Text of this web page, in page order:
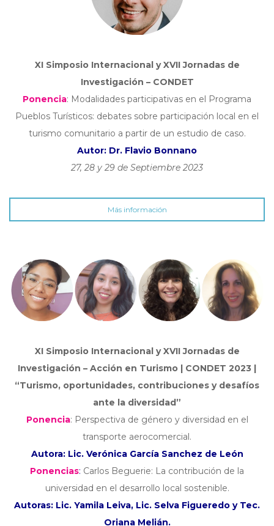
XI Simposio Internacional y XVII Jornadas de
Investigación – CONDET
Ponencia: Modalidades participativas en el Programa
Pueblos Turísticos: debates sobre participación local en el
turismo comunitario a partir de un estudio de caso.
Autor: Dr. Flavio Bonnano
27, 28 y 29 de Septiembre 2023
Más información
XI Simposio Internacional y XVII Jornadas de
Investigación – Acción en Turismo | CONDET 2023 |
“Turismo, oportunidades, contribuciones y desafíos
ante la diversidad”
Ponencia: Perspectiva de género y diversidad en el
transporte aerocomercial.
Autora: Lic. Verónica García Sanchez de León
Ponencias: Carlos Beguerie: La contribución de la
universidad en el desarrollo local sostenible.
Autoras: Lic. Yamila Leiva, Lic. Selva Figueredo y Tec.
Oriana Melián.